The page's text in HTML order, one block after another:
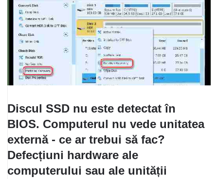
Discul SSD nu este detectat în
BIOS. Computerul nu vede unitatea
externă - ce ar trebui să fac?
Defecțiuni hardware ale
computerului sau ale unității